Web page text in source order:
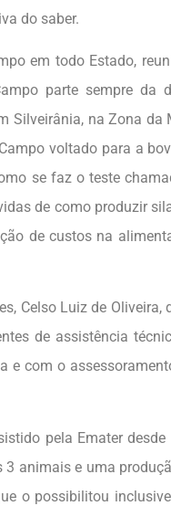
do saber.
em todo Estado,
parte sempre da
Silveirânia, na Zona da
voltado para a
se faz o teste
de como produzir
de custos na
Celso Luiz de Oliveira,
de assistência
e com o
pela Emater
3 animais e uma
o possibilitou